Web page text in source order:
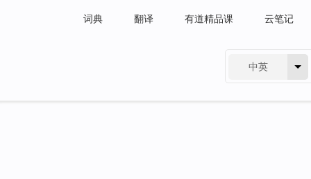
词典 翻译 有道精品课 云笔记
中英